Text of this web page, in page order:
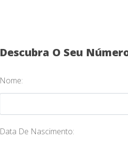
Descubra O Seu
Nome:
Data De Nascimento: